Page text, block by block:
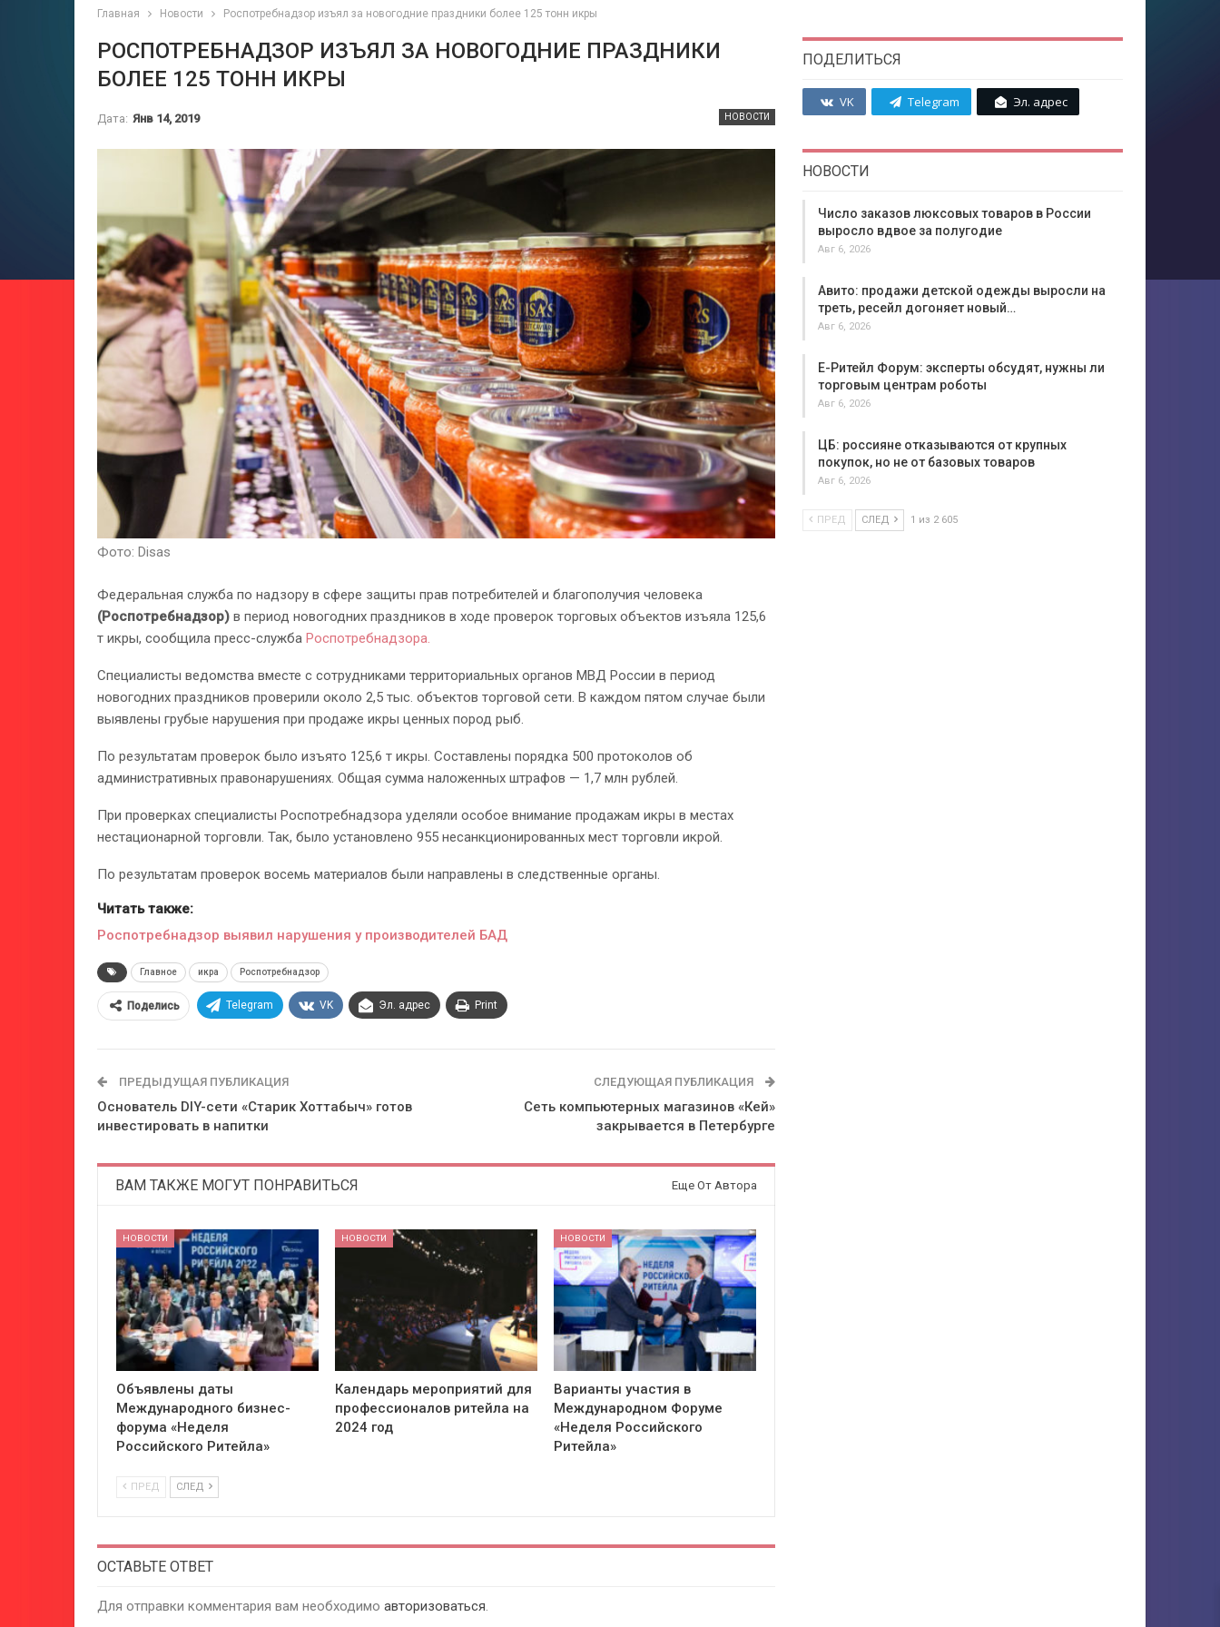
Главная Новости Роспотребнадзор изъял за новогодние праздники более 125 тонн икры
РОСПОТРЕБНАДЗОР ИЗЪЯЛ ЗА НОВОГОДНИЕ ПРАЗДНИКИ
БОЛЕЕ 125 ТОНН ИКРЫ
НОВОСТИ
Дата: Янв 14, 2019
Фото: Disas
Федеральная служба по надзору в сфере защиты прав потребителей и благополучия человека
(Роспотребнадзор) в период новогодних праздников в ходе проверок торговых объектов изъяла 125,6
т икры, сообщила пресс-служба Роспотребнадзора.
Специалисты ведомства вместе с сотрудниками территориальных органов МВД России в период
новогодних праздников проверили около 2,5 тыс. объектов торговой сети. В каждом пятом случае были
выявлены грубые нарушения при продаже икры ценных пород рыб.
По результатам проверок было изъято 125,6 т икры. Составлены порядка 500 протоколов об
административных правонарушениях. Общая сумма наложенных штрафов — 1,7 млн рублей.
При проверках специалисты Роспотребнадзора уделяли особое внимание продажам икры в местах
нестационарной торговли. Так, было установлено 955 несанкционированных мест торговли икрой.
По результатам проверок восемь материалов были направлены в следственные органы.
Читать также:
Роспотребнадзор выявил нарушения у производителей БАД
Главное икра Роспотребнадзор
Поделись Telegram VK Эл. адрес Print
ПРЕДЫДУЩАЯ ПУБЛИКАЦИЯ
Основатель DIY-сети «Старик Хоттабыч» готов
инвестировать в напитки
СЛЕДУЮЩАЯ ПУБЛИКАЦИЯ
Сеть компьютерных магазинов «Кей»
закрывается в Петербурге
ВАМ ТАКЖЕ МОГУТ ПОНРАВИТЬСЯ Еще От Автора
НОВОСТИ
Объявлены даты
Международного бизнес-
форума «Неделя
Российского Ритейла»
НОВОСТИ
Календарь мероприятий для
профессионалов ритейла на
2024 год
НОВОСТИ
Варианты участия в
Международном Форуме
«Неделя Российского
Ритейла»
ПРЕД СЛЕД
ОСТАВЬТЕ ОТВЕТ
Для отправки комментария вам необходимо авторизоваться.
ПОДЕЛИТЬСЯ
VK Telegram Эл. адрес
НОВОСТИ
Число заказов люксовых товаров в России
выросло вдвое за полугодие
Авг 6, 2026
Авито: продажи детской одежды выросли на
треть, ресейл догоняет новый…
Авг 6, 2026
Е-Ритейл Форум: эксперты обсудят, нужны ли
торговым центрам роботы
Авг 6, 2026
ЦБ: россияне отказываются от крупных
покупок, но не от базовых товаров
Авг 6, 2026
ПРЕД СЛЕД 1 из 2 605